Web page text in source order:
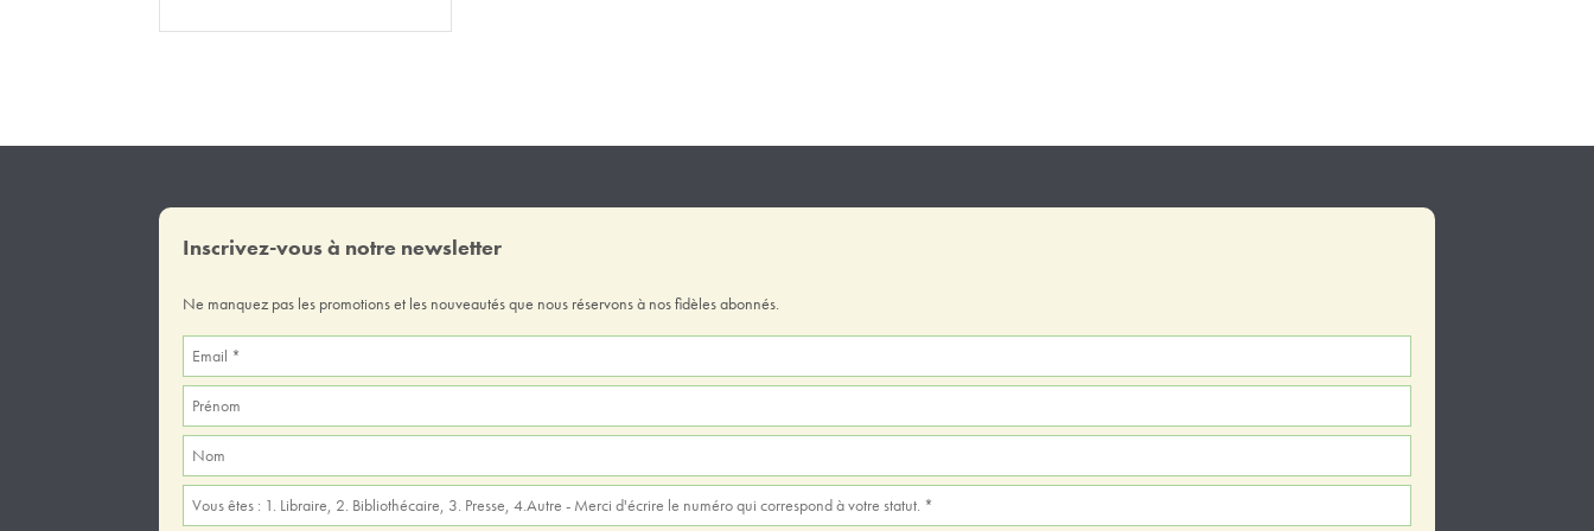
Inscrivez-vous à notre newsletter
Ne manquez pas les promotions et les nouveautés que nous réservons à nos fidèles abonnés.